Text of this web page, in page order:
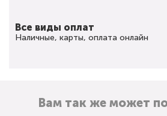
Все виды оплат
Наличные, карты, оплата онлайн
Вам так же может